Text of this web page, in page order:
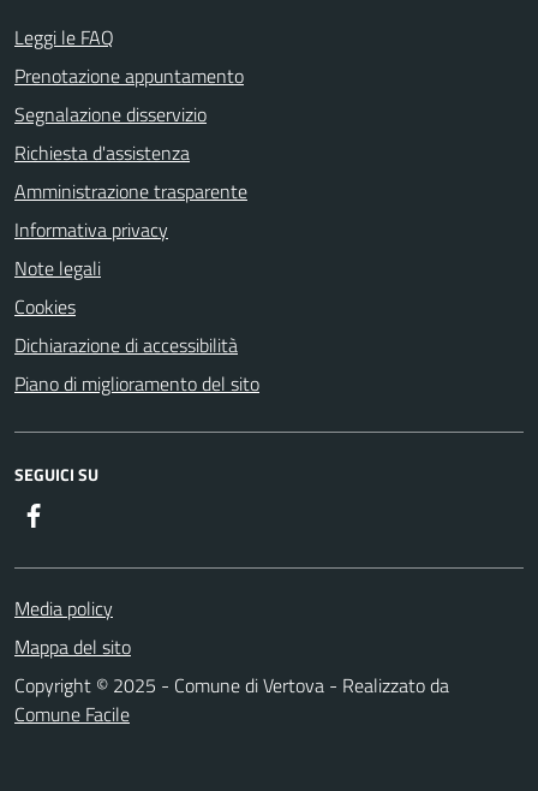
Leggi le FAQ
Prenotazione appuntamento
Segnalazione disservizio
Richiesta d'assistenza
Amministrazione trasparente
Informativa privacy
Note legali
Cookies
Dichiarazione di accessibilità
Piano di miglioramento del sito
SEGUICI SU
Media policy
Mappa del sito
Copyright © 2025 - Comune di Vertova - Realizzato da
Comune Facile